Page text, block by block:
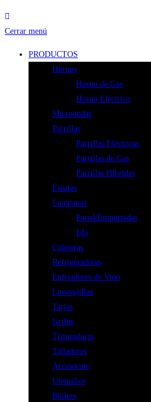
Cerrar menú
PRODUCTOS
Hornos
Horno de Gas
Horno Eléctrico
Microondas
Parrillas
Parrillas Eléctricas
Parrillas de Gas
Parrillas Híbridas
Estufas
Campanas
Pared/Empotradas
Isla
Cafeteras
Refrigeradores
Enfriadores de Vino
Lavavajillas
Tarjas
Grifos
Trituradores
Talladores
Accesorios
Utensilios
Boilers